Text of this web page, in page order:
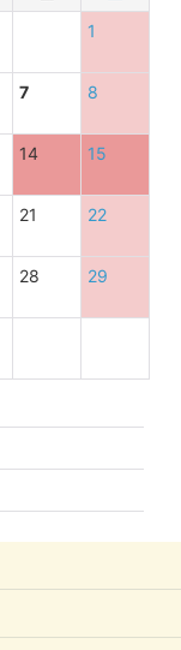
1
7 8
14 15
21 22
28 29